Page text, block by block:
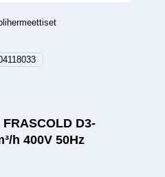
D3-
h 400V 50Hz